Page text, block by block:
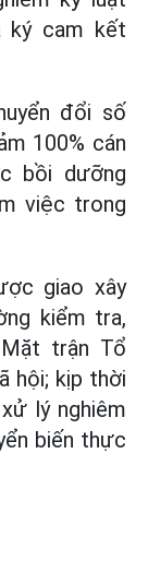
ký cam kết
đổi số
100% cán
bồi dưỡng
việc trong
giao xây
kiểm tra,
trận Tổ
hội; kịp thời
lý nghiêm
biến thực